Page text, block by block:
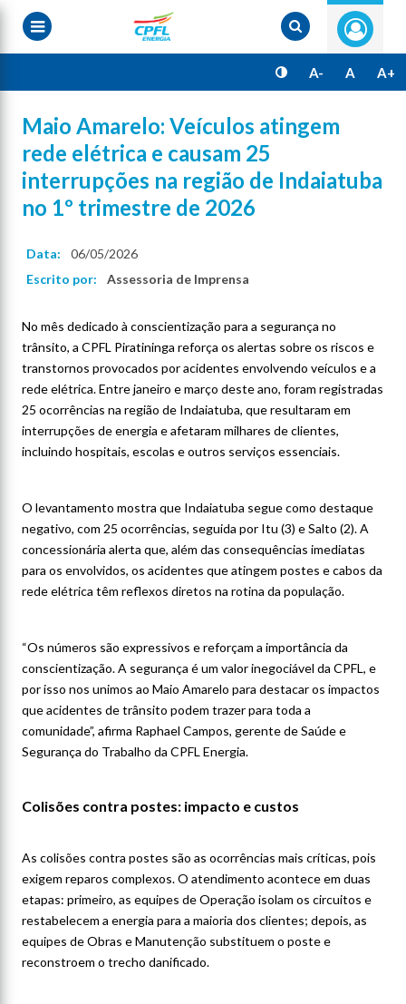
Pular
para
A- A A+
Maio Amarelo: Veículos atingem
rede elétrica e causam 25
interrupções na região de Indaiatuba
no 1º trimestre de 2026
Data:
06/05/2026
Escrito por:
Assessoria de Imprensa
No mês dedicado à conscientização para a segurança no
trânsito, a CPFL Piratininga reforça os alertas sobre os riscos e
transtornos provocados por acidentes envolvendo veículos e a
rede elétrica. Entre janeiro e março deste ano, foram registradas
25 ocorrências na região de Indaiatuba, que resultaram em
interrupções de energia e afetaram milhares de clientes,
incluindo hospitais, escolas e outros serviços essenciais.
O levantamento mostra que Indaiatuba segue como destaque
negativo, com 25 ocorrências, seguida por Itu (3) e Salto (2). A
concessionária alerta que, além das consequências imediatas
para os envolvidos, os acidentes que atingem postes e cabos da
rede elétrica têm reflexos diretos na rotina da população.
“Os números são expressivos e reforçam a importância da
conscientização. A segurança é um valor inegociável da CPFL, e
por isso nos unimos ao Maio Amarelo para destacar os impactos
que acidentes de trânsito podem trazer para toda a
comunidade”, afirma Raphael Campos, gerente de Saúde e
Segurança do Trabalho da CPFL Energia.
Colisões contra postes: impacto e custos
As colisões contra postes são as ocorrências mais críticas, pois
exigem reparos complexos. O atendimento acontece em duas
etapas: primeiro, as equipes de Operação isolam os circuitos e
restabelecem a energia para a maioria dos clientes; depois, as
equipes de Obras e Manutenção substituem o poste e
reconstroem o trecho danificado.